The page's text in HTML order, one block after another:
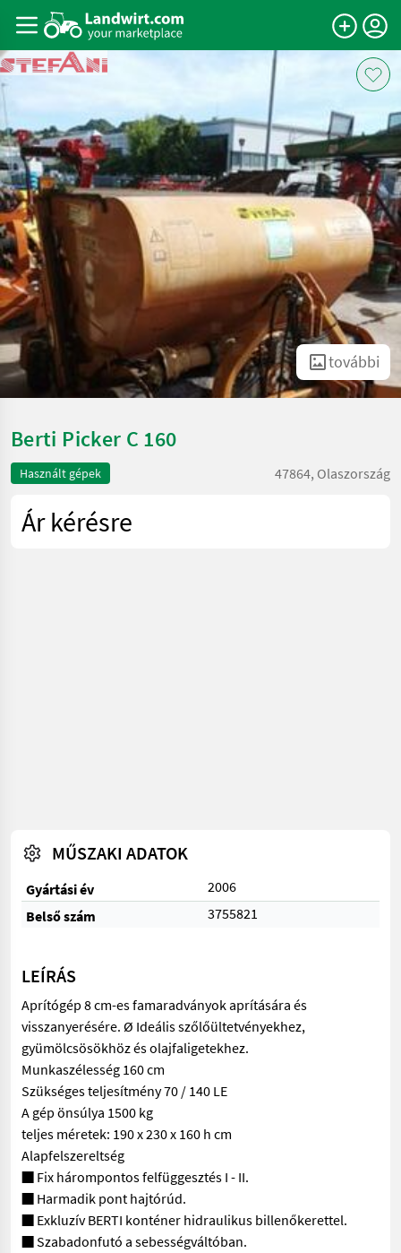
további
Berti Picker C 160
Használt gépek 47864, Olaszország
Ár kérésre
MŰSZAKI ADATOK
Gyártási év
2006
Belső szám
3755821
LEÍRÁS
Aprítógép 8 cm-es famaradványok aprítására és
visszanyerésére. Ø Ideális szőlőültetvényekhez,
gyümölcsösökhöz és olajfaligetekhez.
Munkaszélesség 160 cm
Szükséges teljesítmény 70 / 140 LE
A gép önsúlya 1500 kg
teljes méretek: 190 x 230 x 160 h cm
Alapfelszereltség
■ Fix hárompontos felfüggesztés I - II.
■ Harmadik pont hajtórúd.
■ Exkluzív BERTI konténer hidraulikus billenőkerettel.
■ Szabadonfutó a sebességváltóban.